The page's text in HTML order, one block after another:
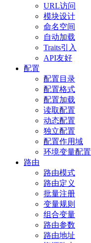
URL访问
模块设计
命名空间
自动加载
Traits引入
API友好
配置
配置目录
配置格式
配置加载
读取配置
动态配置
独立配置
配置作用域
环境变量配置
路由
路由模式
路由定义
批量注册
变量规则
组合变量
路由参数
路由地址